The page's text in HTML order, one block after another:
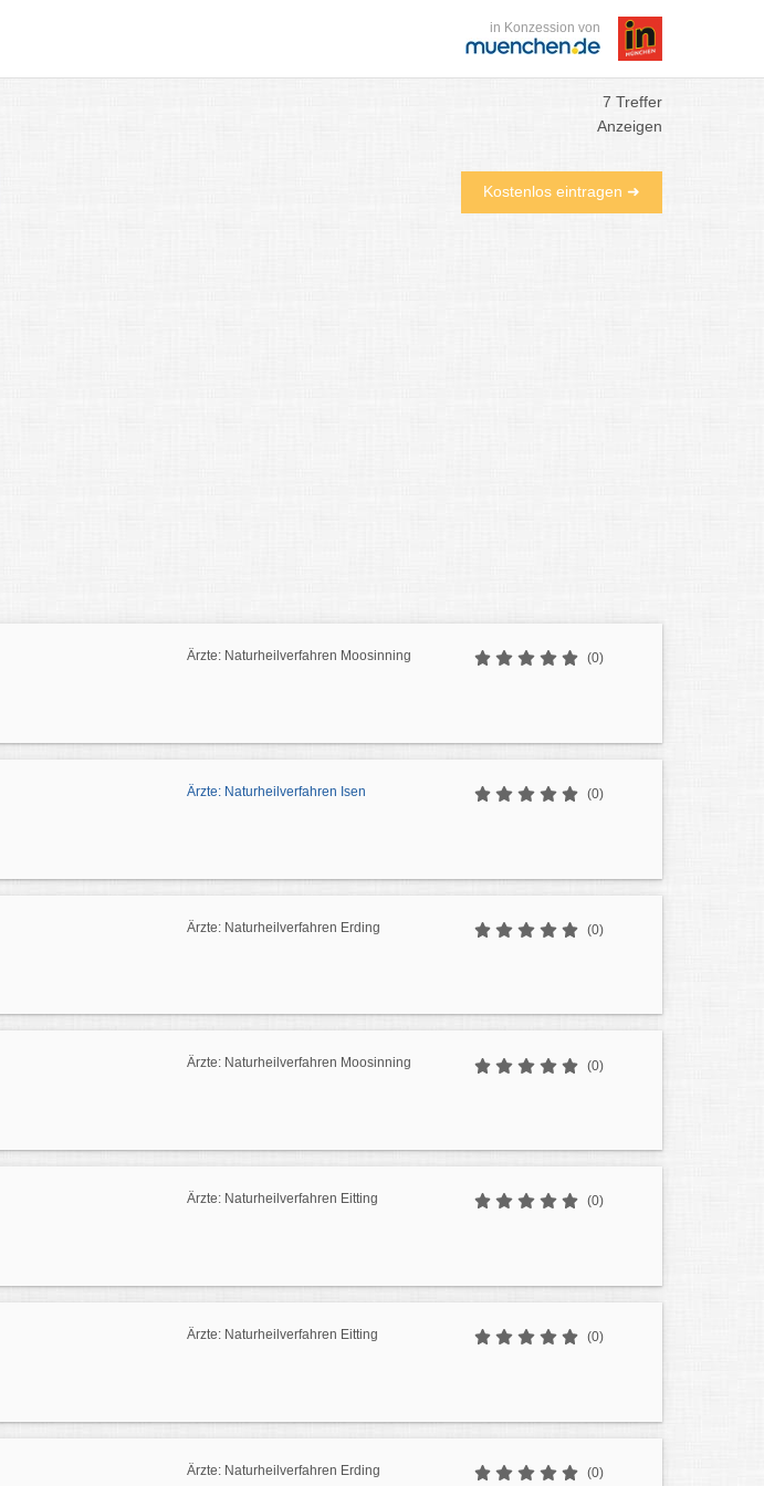
in Konzession von
7 Treffer
Anzeigen
Kostenlos eintragen ➜
Ärzte: Naturheilverfahren Moosinning (0)
Ärzte: Naturheilverfahren Isen (0)
Ärzte: Naturheilverfahren Erding (0)
Ärzte: Naturheilverfahren Moosinning (0)
Ärzte: Naturheilverfahren Eitting (0)
Ärzte: Naturheilverfahren Eitting (0)
Ärzte: Naturheilverfahren Erding (0)